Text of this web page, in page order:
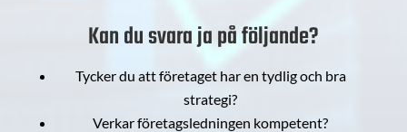
Kan du svara ja på följande?
Tycker du att företaget har en tydlig och bra
strategi?
Verkar företagsledningen kompetent?